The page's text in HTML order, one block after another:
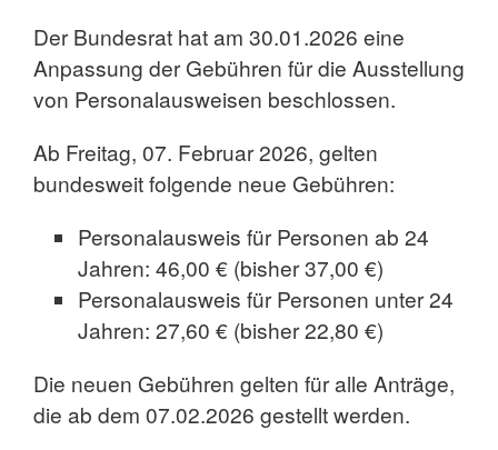
Der Bundesrat hat am 30.01.2026 eine
Anpassung der Gebühren für die Ausstellung
von Personalausweisen beschlossen.
Ab Freitag, 07. Februar 2026, gelten
bundesweit folgende neue Gebühren:
Personalausweis für Personen ab 24
Jahren: 46,00 € (bisher 37,00 €)
Personalausweis für Personen unter 24
Jahren: 27,60 € (bisher 22,80 €)
Die neuen Gebühren gelten für alle Anträge,
die ab dem 07.02.2026 gestellt werden.